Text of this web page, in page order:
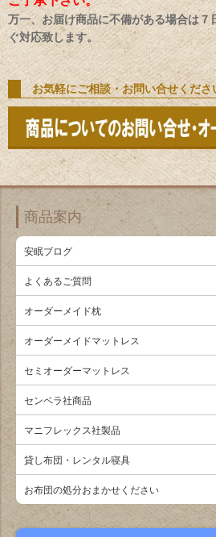
万一、お届け商品に不備がある場合は７
ぐ対応致します。
お気軽にご相談・お問い合せくださ
商品案内
安眠ブログ
よくあるご質問
オーダーメイド枕
オーダーメイドマットレス
セミオーダーマットレス
センベラ社商品
マニフレックス社製品
貸し布団・レンタル寝具
お布団の処分おまかせください